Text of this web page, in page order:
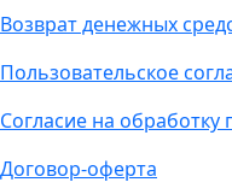
Возврат денежных
Пользовательское
Согласие на
Договор-оферта